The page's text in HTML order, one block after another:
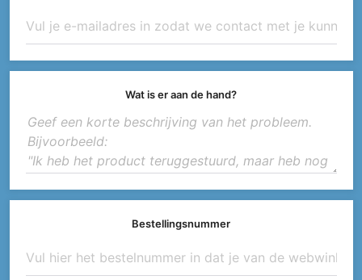
Wat is er aan de hand?
Bestellingsnummer